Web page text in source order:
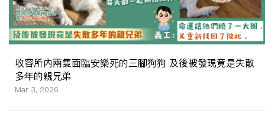
收容所內兩隻面臨安樂死的三腳狗狗 及後被發現竟是失散
多年的親兄弟
Mar 3, 2026